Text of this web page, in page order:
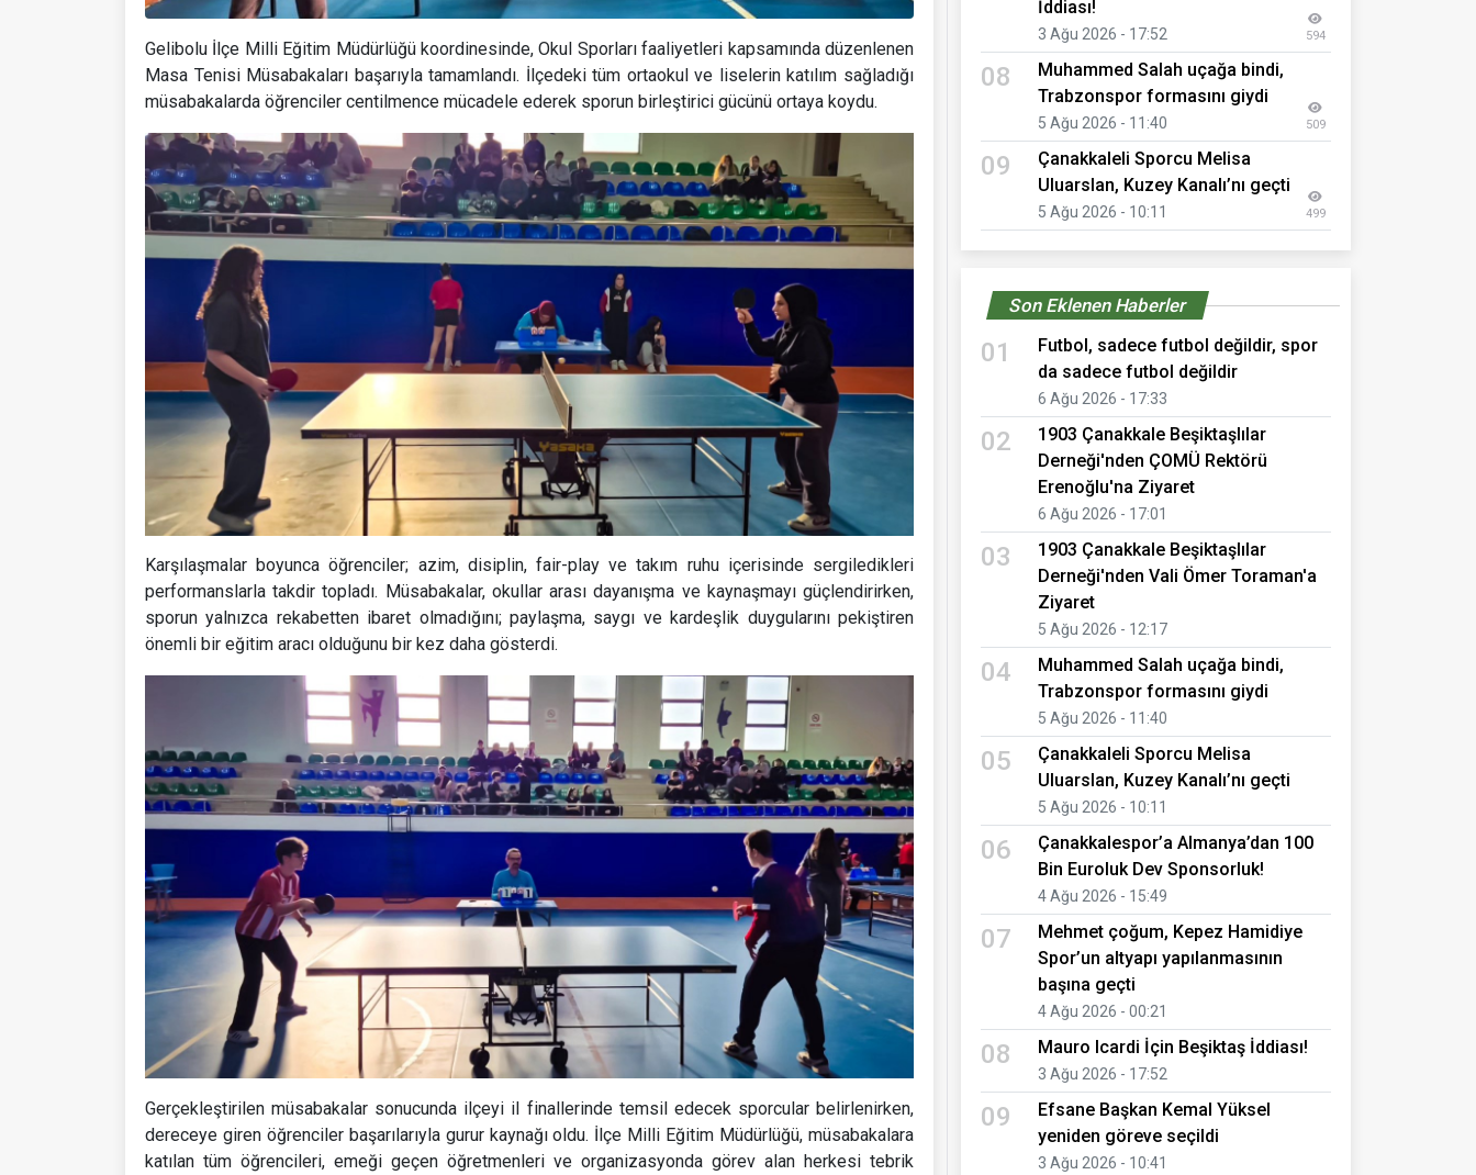
Gelibolu İlçe Milli Eğitim Müdürlüğü koordinesinde, Okul Sporları faaliyetleri kapsamında düzenlenen
Masa Tenisi Müsabakaları başarıyla tamamlandı. İlçedeki tüm ortaokul ve liselerin katılım sağladığı
müsabakalarda öğrenciler centilmence mücadele ederek sporun birleştirici gücünü ortaya koydu.
Karşılaşmalar boyunca öğrenciler; azim, disiplin, fair-play ve takım ruhu içerisinde sergiledikleri
performanslarla takdir topladı. Müsabakalar, okullar arası dayanışma ve kaynaşmayı güçlendirirken,
sporun yalnızca rekabetten ibaret olmadığını; paylaşma, saygı ve kardeşlik duygularını pekiştiren
önemli bir eğitim aracı olduğunu bir kez daha gösterdi.
Gerçekleştirilen müsabakalar sonucunda ilçeyi il finallerinde temsil edecek sporcular belirlenirken,
dereceye giren öğrenciler başarılarıyla gurur kaynağı oldu. İlçe Milli Eğitim Müdürlüğü, müsabakalara
katılan tüm öğrencileri, emeği geçen öğretmenleri ve organizasyonda görev alan herkesi tebrik
İddiası!
3 Ağu 2026 - 17:52 594
08
Muhammed Salah uçağa bindi,
Trabzonspor formasını giydi
5 Ağu 2026 - 11:40 509
09
Çanakkaleli Sporcu Melisa
Uluarslan, Kuzey Kanalı’nı geçti
5 Ağu 2026 - 10:11 499
Son Eklenen Haberler
01
Futbol, sadece futbol değildir, spor
da sadece futbol değildir
6 Ağu 2026 - 17:33
02
1903 Çanakkale Beşiktaşlılar
Derneği'nden ÇOMÜ Rektörü
Erenoğlu'na Ziyaret
6 Ağu 2026 - 17:01
03
1903 Çanakkale Beşiktaşlılar
Derneği'nden Vali Ömer Toraman'a
Ziyaret
5 Ağu 2026 - 12:17
04
Muhammed Salah uçağa bindi,
Trabzonspor formasını giydi
5 Ağu 2026 - 11:40
05
Çanakkaleli Sporcu Melisa
Uluarslan, Kuzey Kanalı’nı geçti
5 Ağu 2026 - 10:11
06
Çanakkalespor’a Almanya’dan 100
Bin Euroluk Dev Sponsorluk!
4 Ağu 2026 - 15:49
07
Mehmet çoğum, Kepez Hamidiye
Spor’un altyapı yapılanmasının
başına geçti
4 Ağu 2026 - 00:21
08 Mauro Icardi İçin Beşiktaş İddiası!
3 Ağu 2026 - 17:52
09
Efsane Başkan Kemal Yüksel
yeniden göreve seçildi
3 Ağu 2026 - 10:41